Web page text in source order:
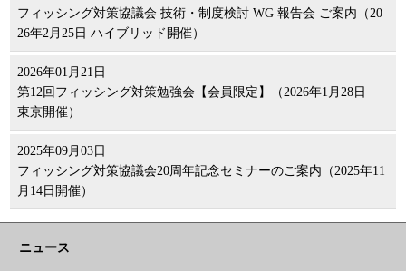
フィッシング対策協議会 技術・制度検討 WG 報告会 ご案内（20
26年2月25日 ハイブリッド開催）
2026年01月21日
第12回フィッシング対策勉強会【会員限定】（2026年1月28日
東京開催）
2025年09月03日
フィッシング対策協議会20周年記念セミナーのご案内（2025年11
月14日開催）
ニュース